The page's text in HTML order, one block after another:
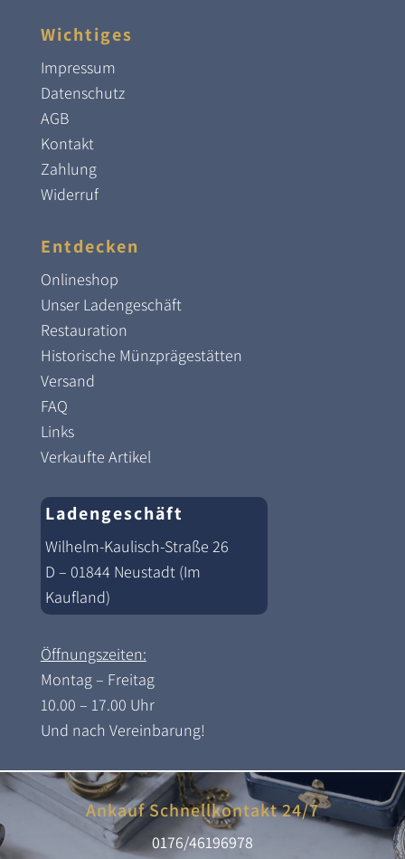
Wichtiges
Impressum
Datenschutz
AGB
Kontakt
Zahlung
Widerruf
Entdecken
Onlineshop
Unser Ladengeschäft
Restauration
Historische Münzprägestätten
Versand
FAQ
Links
Verkaufte Artikel
Ladengeschäft
Wilhelm-Kaulisch-Straße 26
D – 01844 Neustadt (Im
Kaufland)
Öffnungszeiten:
Montag – Freitag
10.00 – 17.00 Uhr
Und nach Vereinbarung!
Ankauf Schnellkontakt 24/7
0176/46196978